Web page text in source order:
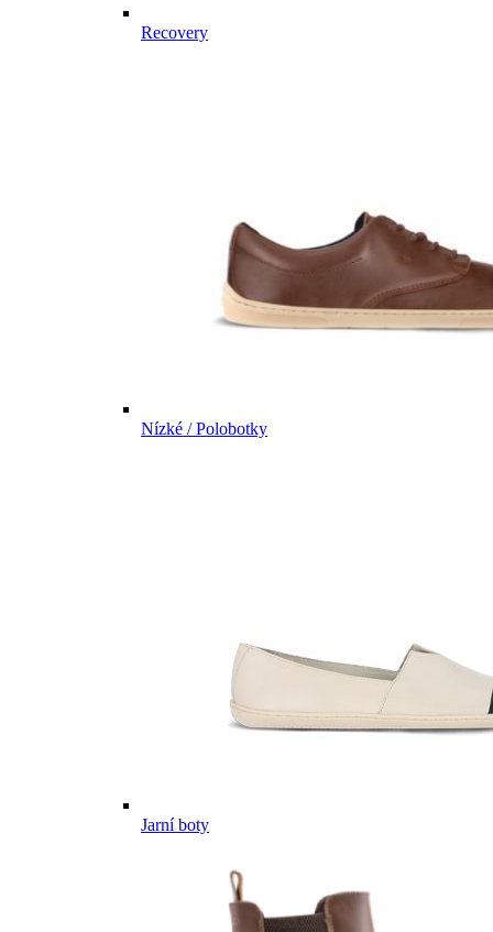
Recovery
Nízké / Polobotky
Jarní boty